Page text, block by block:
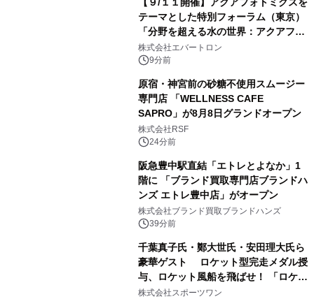
【９/１１開催】アクアフォトミクスを
テーマとした特別フォーラム（東京）
「分野を超える水の世界：アクアフォ
トミクスが切り拓く新しい科学の地
平」を開催
株式会社エバートロン
9分前
原宿・神宮前の砂糖不使用スムージー
専門店 「WELLNESS CAFE
SAPRO」が8月8日グランドオープン
株式会社RSF
24分前
阪急豊中駅直結「エトレとよなか」1
階に 「ブランド買取専門店ブランドハ
ンズ エトレ豊中店」がオープン
株式会社ブランド買取ブランドハンズ
39分前
千葉真子氏・鄭大世氏・安田理大氏ら
豪華ゲスト ロケット型完走メダル授
与、ロケット風船を飛ばせ！ 「ロケッ
トマラソン2026」開催
株式会社スポーツワン